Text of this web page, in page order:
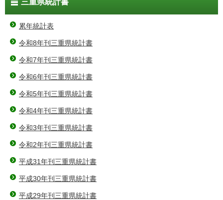
三重県統計書
累年統計表
令和8年刊三重県統計書
令和7年刊三重県統計書
令和6年刊三重県統計書
令和5年刊三重県統計書
令和4年刊三重県統計書
令和3年刊三重県統計書
令和2年刊三重県統計書
平成31年刊三重県統計書
平成30年刊三重県統計書
平成29年刊三重県統計書